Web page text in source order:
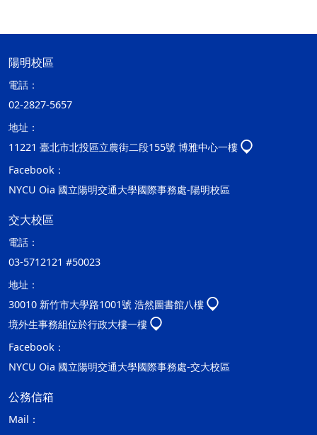
陽明校區
電話：
02-2827-5657
地址：
11221 臺北市北投區立農街二段155號 博雅中心一樓
Facebook：
NYCU Oia 國立陽明交通大學國際事務處-陽明校區
交大校區
電話：
03-5712121 #50023
地址：
30010 新竹市大學路1001號 浩然圖書館八樓
境外生事務組位於行政大樓一樓
Facebook：
NYCU Oia 國立陽明交通大學國際事務處-交大校區
公務信箱
Mail：